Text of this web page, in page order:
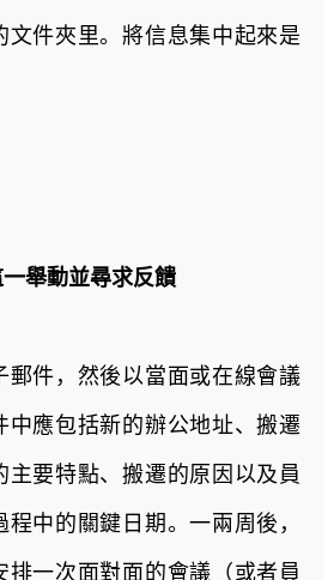
文件夾里。將信息集中起來是
舉動並尋求反饋
郵件，然後以當面或在線會議
中應包括新的辦公地址、搬遷
主要特點、搬遷的原因以及員
中的關鍵日期。一兩周後，
排一次面對面的會議（或者員